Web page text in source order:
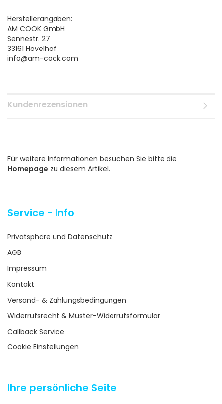
Herstellerangaben:
AM COOK GmbH
Sennestr. 27
33161 Hövelhof
info@am-cook.com
Kundenrezensionen
Für weitere Informationen besuchen Sie bitte die
Homepage zu diesem Artikel.
Service - Info
Privatsphäre und Datenschutz
AGB
Impressum
Kontakt
Versand- & Zahlungsbedingungen
Widerrufsrecht & Muster-Widerrufsformular
Callback Service
Cookie Einstellungen
Ihre persönliche Seite